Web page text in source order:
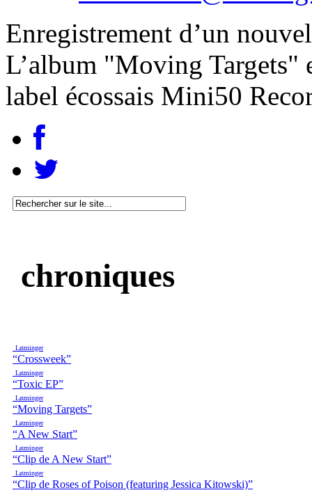
Enregistrement d’un
L’album "Moving Targets"
label écossais Mini50
chroniques
Løzninger
“Crossweek”
Løzninger
“Toxic EP”
Løzninger
“Moving Targets”
Løzninger
“A New Start”
Løzninger
“Clip de A New Start”
Løzninger
“Clip de Roses of Poison (featuring Jessica Kitowski)”